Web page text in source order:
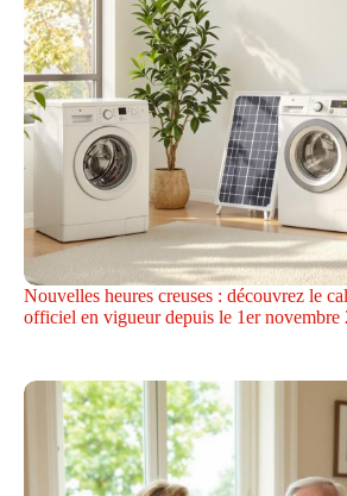
Nouvelles heures creuses : découvrez le
officiel en vigueur depuis le 1er novembre